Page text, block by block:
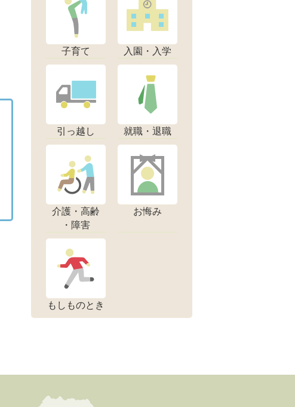
子育て 入園・入学
引っ越し 就職・退職
介護・高齢
・障害
お悔み
もしものとき